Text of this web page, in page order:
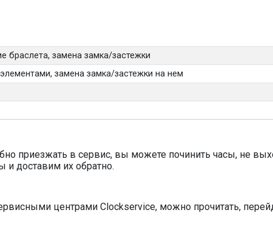
браслета, замена замка/застежки
замена замка/застежки на нем
приезжать в сервис, вы можете починить часы, не
доставим их обратно.
центрами Clockservice, можно прочитать,